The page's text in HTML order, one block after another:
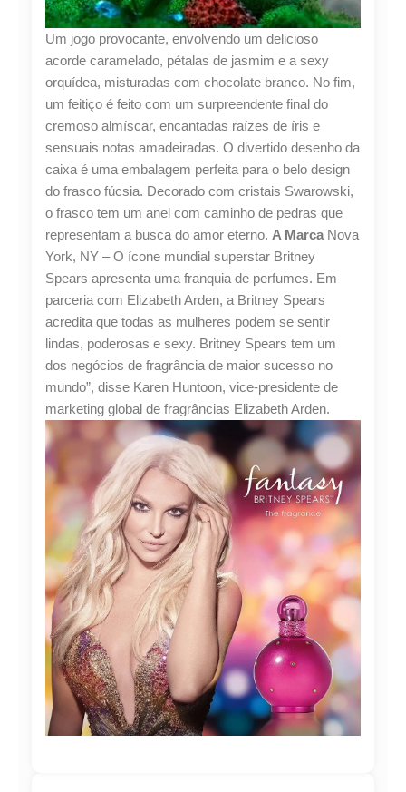
Um jogo provocante, envolvendo um delicioso
acorde caramelado, pétalas de jasmim e a sexy
orquídea, misturadas com chocolate branco. No fim,
um feitiço é feito com um surpreendente final do
cremoso almíscar, encantadas raízes de íris e
sensuais notas amadeiradas. O divertido desenho da
caixa é uma embalagem perfeita para o belo design
do frasco fúcsia. Decorado com cristais Swarowski,
o frasco tem um anel com caminho de pedras que
representam a busca do amor eterno. A Marca Nova
York, NY – O ícone mundial superstar Britney
Spears apresenta uma franquia de perfumes. Em
parceria com Elizabeth Arden, a Britney Spears
acredita que todas as mulheres podem se sentir
lindas, poderosas e sexy. Britney Spears tem um
dos negócios de fragrância de maior sucesso no
mundo”, disse Karen Huntoon, vice-presidente de
marketing global de fragrâncias Elizabeth Arden.